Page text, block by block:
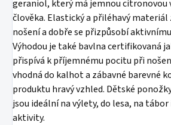
geraniol, který má jemnou citronovou
člověka. Elastický a přiléhavý
nošení a dobře se přizpůsobí
Výhodou je také bavlna certifikovaná
přispívá k příjemnému pocitu při
vhodná do kalhot a zábavné barevné
produktu hravý vzhled. Dětské
jsou ideální na výlety, do lesa, na
aktivity.